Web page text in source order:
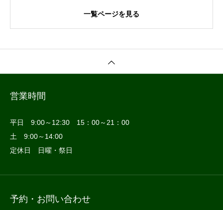
一覧ページを見る
営業時間
平日 9:00～12:30 15：00～21：00
土 9:00～14:00
定休日 日曜・祭日
予約・お問い合わせ